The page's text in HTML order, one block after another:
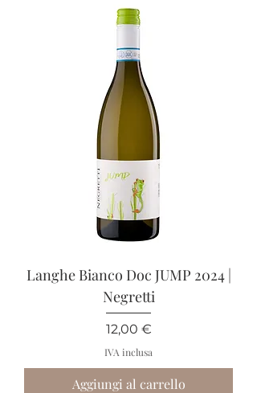
Langhe Bianco Doc JUMP 2024 |
Negretti
Prezzo
12,00 €
IVA inclusa
Aggiungi al carrello